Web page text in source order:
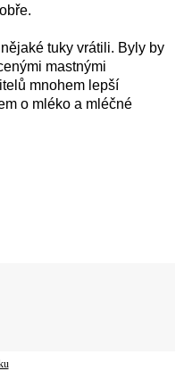
tuky vrátili. Byly by
mastnými
mnohem lepší
o mléko a mléčné